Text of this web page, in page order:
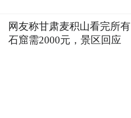
网友称甘肃麦积山看完所有
石窟需2000元，景区回应